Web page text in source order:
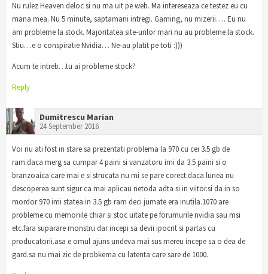
Nu rulez Heaven deloc si nu ma uit pe web. Ma intereseaza ce testez eu cu
mana mea. Nu 5 minute, saptamani intregi. Gaming, nu mizerii…. Eu nu
am probleme la stock. Majoritatea site-urilor mari nu au probleme la stock.
Stiu…e o conspiratie Nvidia… Ne-au platit pe toti :)))
Acum te intreb…tu ai probleme stock?
Reply
Dumitrescu Marian
24 September 2016
Voi nu ati fost in stare sa prezentati problema la 970 cu cei 3.5 gb de
ram.daca merg sa cumpar 4 paini si vanzatoru imi da 3.5 paini si o
branzoaica care mai e si strucata nu mi se pare corect.daca lunea nu
descoperea sunt sigur ca mai aplicau netoda adta si in viitor.si da in so
mordor 970 imi statea in 3.5 gb ram deci jumate era inutila.1070 are
probleme cu memoriile chiar si stoc uitate pe forumurile nvidia sau msi
etc.fara suparare monstru dar incepi sa devii ipocrit si partas cu
producatorii.asa e omul ajuns undeva mai sus mereu incepe sa o dea de
gard.sa nu mai zic de probkema cu latenta care sare de 1000.